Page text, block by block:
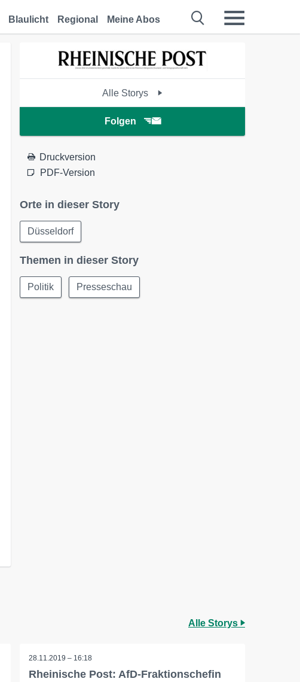
Blaulicht Regional Meine Abos
Alle Storys
Folgen
Druckversion
PDF-Version
Orte in dieser Story
Düsseldorf
Themen in dieser Story
Politik Presseschau
Alle Storys
28.11.2019 – 16:18
Rheinische Post: AfD-Fraktionschefin